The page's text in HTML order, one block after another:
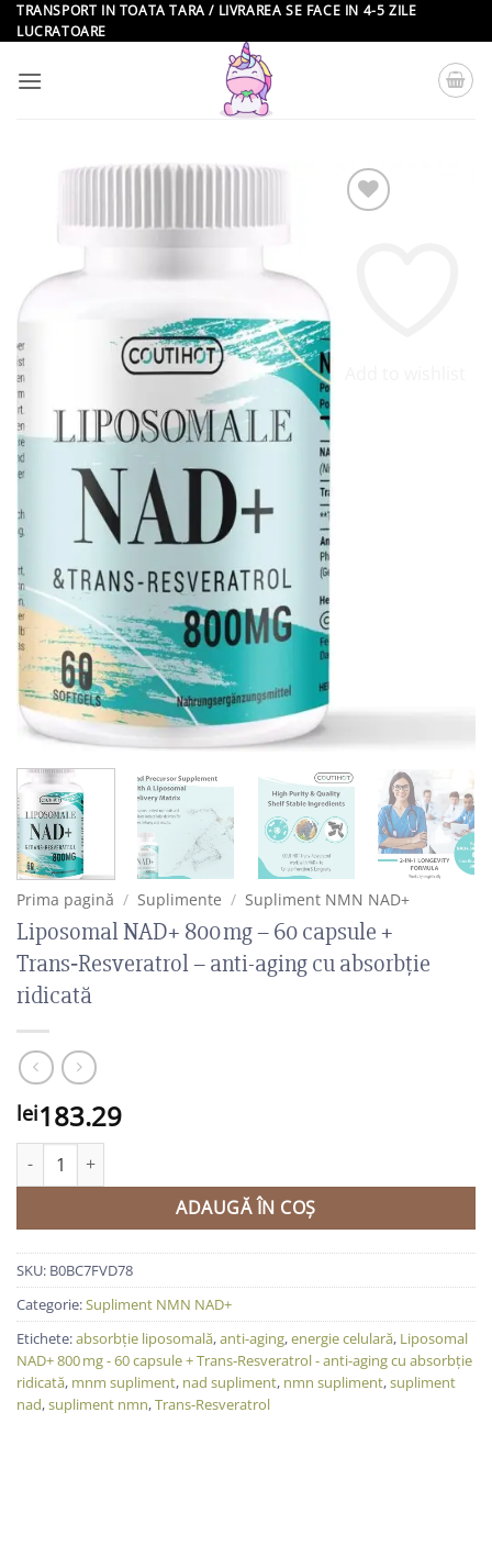
Skip
to
TRANSPORT IN TOATA TARA / LIVRAREA SE FACE IN 4-5 ZILE
LUCRATOARE
Prima pagină / Suplimente / Supliment NMN NAD+
Liposomal NAD+ 800 mg – 60 capsule +
Trans‑Resveratrol – anti-aging cu absorbție
ridicată
lei183.29
Cantitate Liposomal NAD+ 800 mg - 60 capsule +
ADAUGĂ ÎN COȘ
SKU: B0BC7FVD78
Categorie:Supliment NMN NAD+
Etichete:absorbție liposomală,anti-aging,energie celulară, Liposomal
NAD+ 800 mg - 60 capsule + Trans‑Resveratrol - anti-aging cu absorbție
ridicată, mnm supliment, nad supliment, nmn supliment,supliment
nad,supliment nmn,Trans-Resveratrol